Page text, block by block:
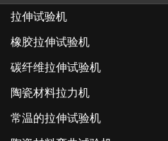
拉伸试验机
橡胶拉伸试验机
碳纤维拉伸试验机
陶瓷材料拉力机
常温的拉伸试验机